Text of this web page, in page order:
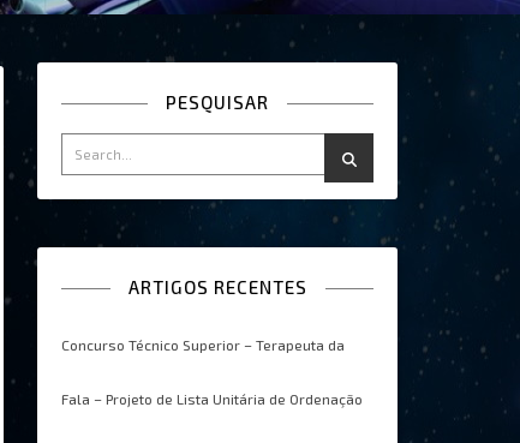
PESQUISAR
ARTIGOS RECENTES
Concurso Técnico Superior – Terapeuta da
Fala – Projeto de Lista Unitária de Ordenação